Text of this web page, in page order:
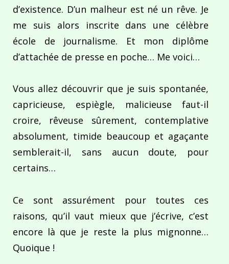
d’existence. D’un malheur est né un rêve. Je
me suis alors inscrite dans une célèbre
école de journalisme. Et mon diplôme
d’attachée de presse en poche… Me voici…
Vous allez découvrir que je suis spontanée,
capricieuse, espiègle, malicieuse faut-il
croire, rêveuse sûrement, contemplative
absolument, timide beaucoup et agaçante
semblerait-il, sans aucun doute, pour
certains…
Ce sont assurément pour toutes ces
raisons, qu’il vaut mieux que j’écrive, c’est
encore là que je reste la plus mignonne…
Quoique !